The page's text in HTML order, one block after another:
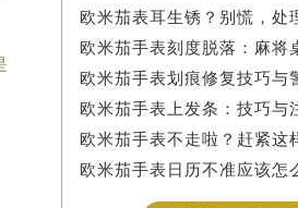
欧米茄表耳生锈？别慌，处
欧米茄手表划痕修复技巧与
欧米茄手表上发条：技巧与
欧米茄手表不走啦？赶紧这
欧米茄手表日历不准应该怎